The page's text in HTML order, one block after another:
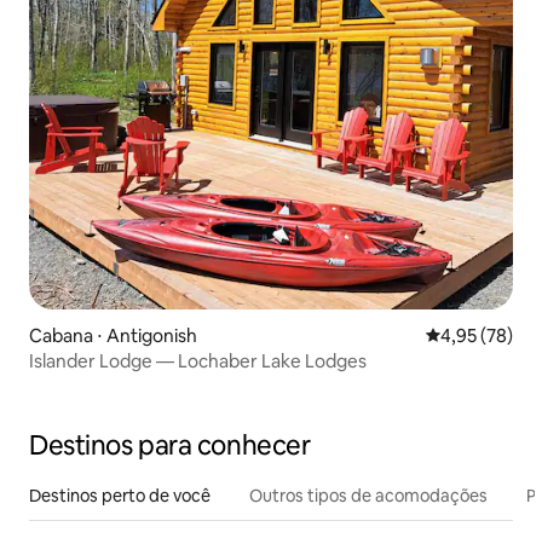
Cabana ⋅ Antigonish 4,95 de uma
4,95 (78)
Islander Lodge — Lochaber Lake Lodges
Destinos para conhecer
Destinos perto de você Outros tipos de acomodações